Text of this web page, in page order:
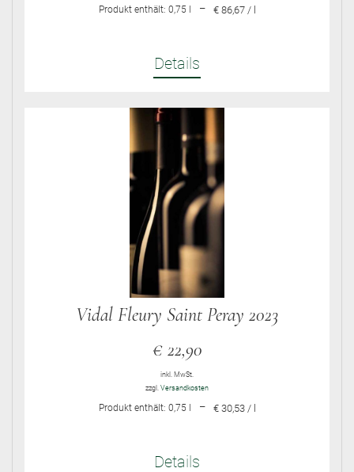
Produkt enthält: 0,75 l – € 86,67 / l
Details
Vidal Fleury Saint Peray 2023
€22,90
inkl. MwSt.
zzgl. Versandkosten
Produkt enthält: 0,75 l – € 30,53 / l
Details